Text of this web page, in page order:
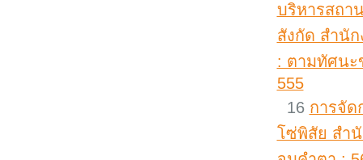
บริหารสถา
สังกัด สำนั
: ตามทัศนะ
555
16 การจัด
โซ่พิสัย สำ